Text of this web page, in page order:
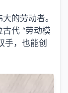
的劳动者。
代 “劳动模
，也能创